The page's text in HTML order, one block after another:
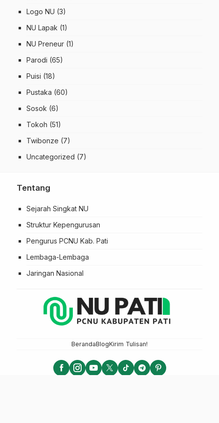
Logo NU (3)
NU Lapak (1)
NU Preneur (1)
Parodi (65)
Puisi (18)
Pustaka (60)
Sosok (6)
Tokoh (51)
Twibonze (7)
Uncategorized (7)
Tentang
Sejarah Singkat NU
Struktur Kepengurusan
Pengurus PCNU Kab. Pati
Lembaga-Lembaga
Jaringan Nasional
BerandaBlogKirim Tulisan!